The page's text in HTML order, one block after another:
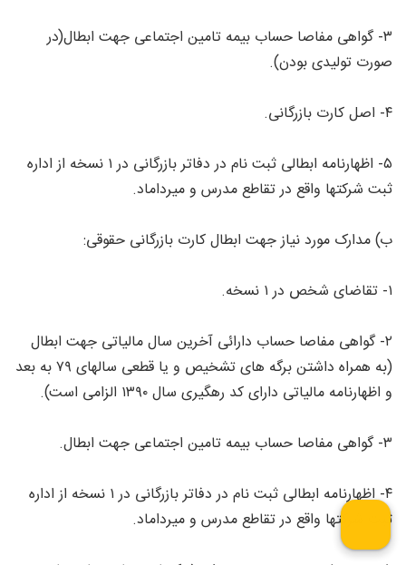
۳- گواهی مفاصا حساب بیمه تامین اجتماعی جهت ابطال(در
صورت تولیدی بودن).
۴- اصل کارت بازرگانی.
۵- اظهارنامه ابطالی ثبت نام در دفاتر بازرگانی در ۱ نسخه از اداره
ثبت شرکتها واقع در تقاطع مدرس و میرداماد.
ب) مدارک مورد نیاز جهت ابطال کارت بازرگانی حقوقی:
۱- تقاضای شخص در ۱ نسخه.
۲- گواهی مفاصا حساب دارائی آخرین سال مالیاتی جهت ابطال
(به همراه داشتن برگه های تشخیص و یا قطعی سالهای ۷۹ به بعد
و اظهارنامه مالیاتی دارای کد رهگیری سال ۱۳۹۰ الزامی است).
۳- گواهی مفاصا حساب بیمه تامین اجتماعی جهت ابطال.
۴- اظهارنامه ابطالی ثبت نام در دفاتر بازرگانی در ۱ نسخه از اداره
ثبت شرکتها واقع در تقاطع مدرس و میرداماد.